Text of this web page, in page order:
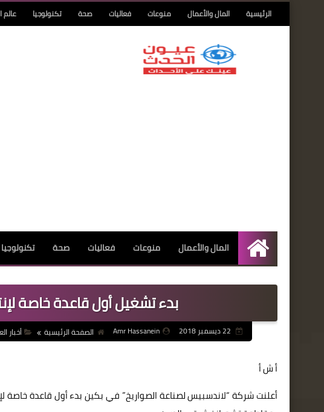
الرئيسية المال والأعمال منوعات فعاليات صحة تكنولوجيا عالم
الرئيسية
المال والأعمال منوعات فعاليات صحة تكنولوجيا
بدء تشغيل أول قاعدة خاصة
Amr Hassanein الصفحة الرئيسية أخبار
أ ش أ
أعلنت شركة “لاندسبيس لصناعة الصواريخ” في بكين بدء أول قاعدة خاصة